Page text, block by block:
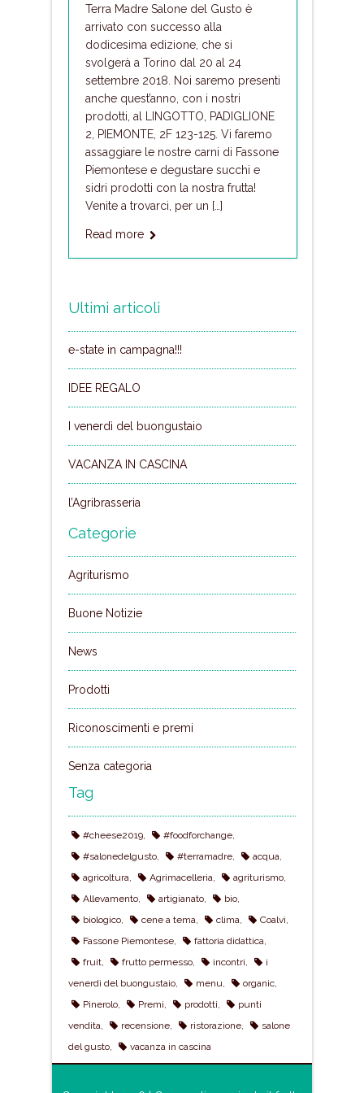
Terra Madre Salone del Gusto è
arrivato con successo alla
dodicesima edizione, che si
svolgerà a Torino dal 20 al 24
settembre 2018. Noi saremo presenti
anche quest’anno, con i nostri
prodotti, al LINGOTTO, PADIGLIONE
2, PIEMONTE, 2F 123-125. Vi faremo
assaggiare le nostre carni di Fassone
Piemontese e degustare succhi e
sidri prodotti con la nostra frutta!
Venite a trovarci, per un […]
Read more
Ultimi articoli
e-state in campagna!!!
IDEE REGALO
I venerdì del buongustaio
VACANZA IN CASCINA
l’Agribrasseria
Categorie
Agriturismo
Buone Notizie
News
Prodotti
Riconoscimenti e premi
Senza categoria
Tag
#cheese2019
#foodforchange
#salonedelgusto
#terramadre
acqua
agricoltura
Agrimacelleria
agriturismo
Allevamento
artigianato
bio
biologico
cene a tema clima
Coalvi
Fassone Piemontese
fattoria didattica
fruit
frutto permesso incontri
i
venerdì del buongustaio
menu
organic
Pinerolo
Premi prodotti
punti
vendita
recensione ristorazione
salone
del gusto
vacanza in cascina